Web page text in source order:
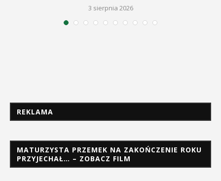
3 sierpnia 2026
REKLAMA
MATURZYSTA PRZEMEK NA ZAKOŃCZENIE ROKU
PRZYJECHAŁ… – ZOBACZ FILM